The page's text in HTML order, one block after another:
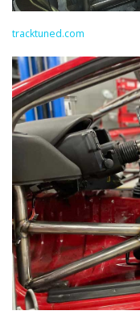
tracktuned.com